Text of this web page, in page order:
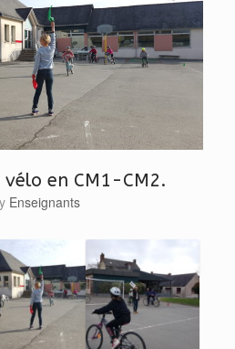
en CM1-CM2.
Enseignants